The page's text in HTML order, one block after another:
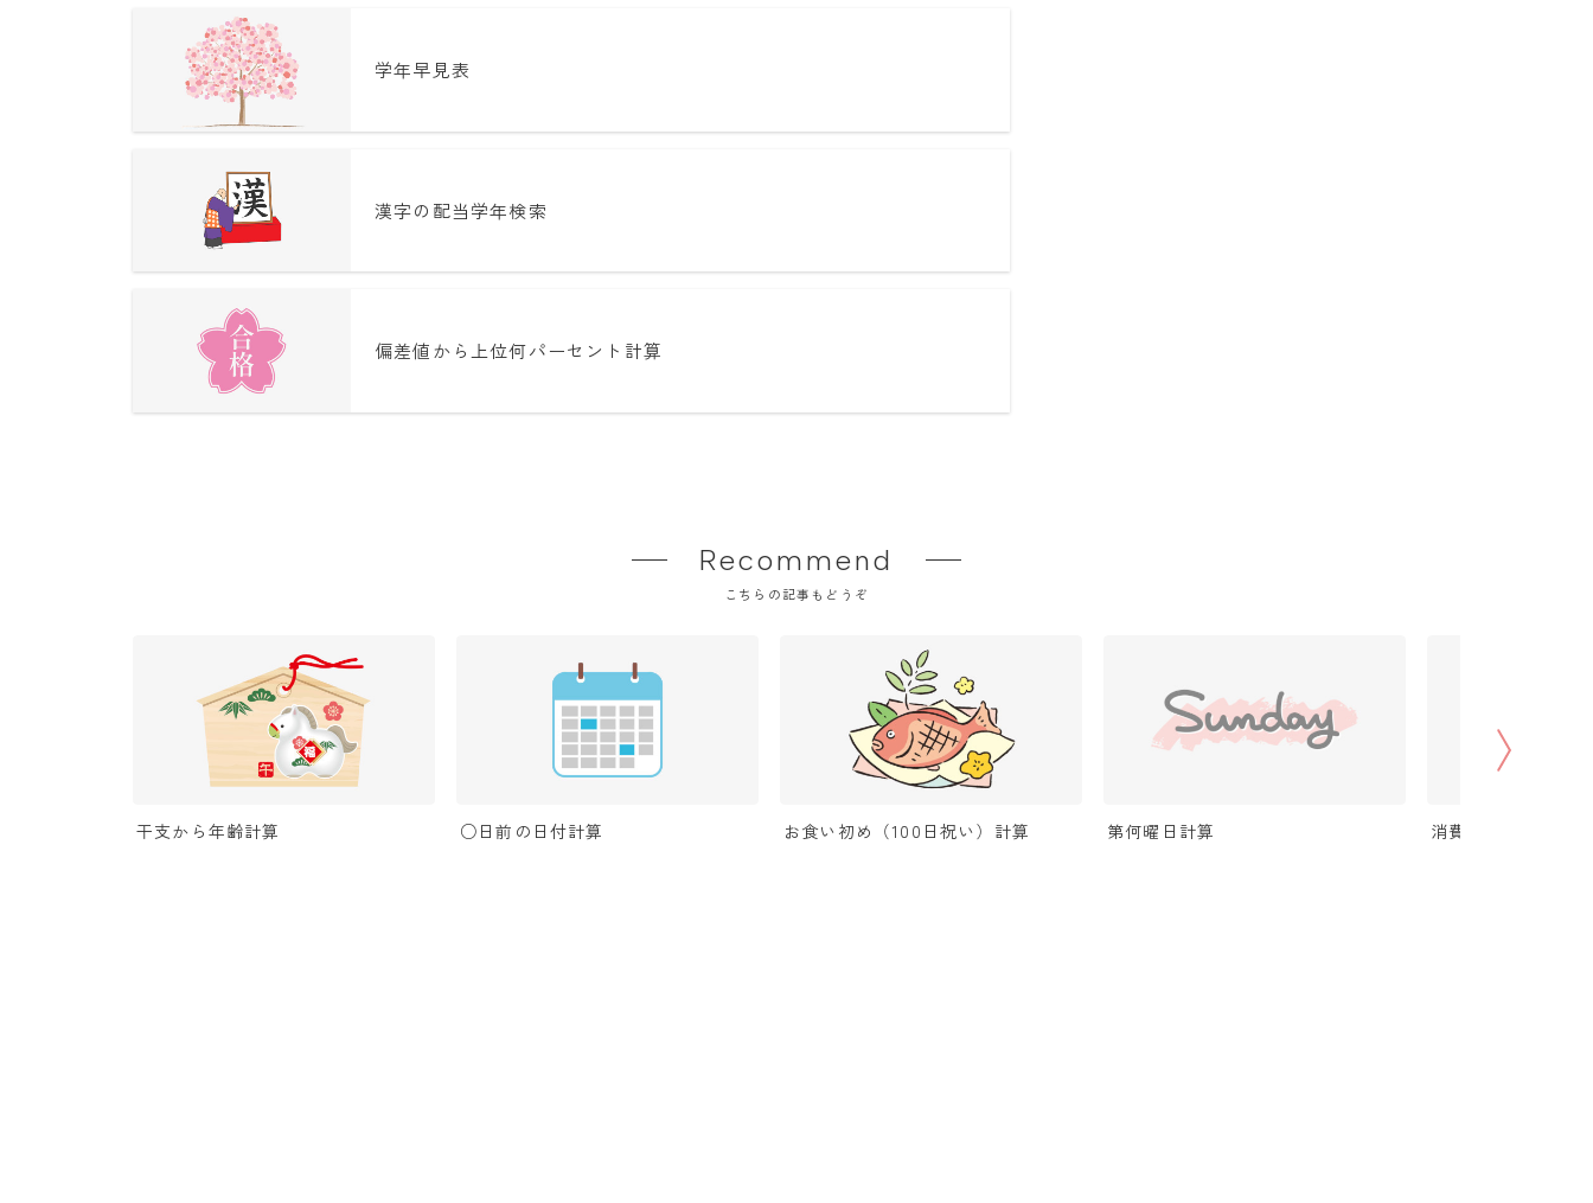
学年早見表
漢字の配当学年検索
偏差値から上位何パーセント計算
Recommend
こちらの記事もどうぞ
干支から年齢計算 ○日前の日付計算 お食い初め（100日祝い）計算 第何曜日計算 消費税（税抜・税